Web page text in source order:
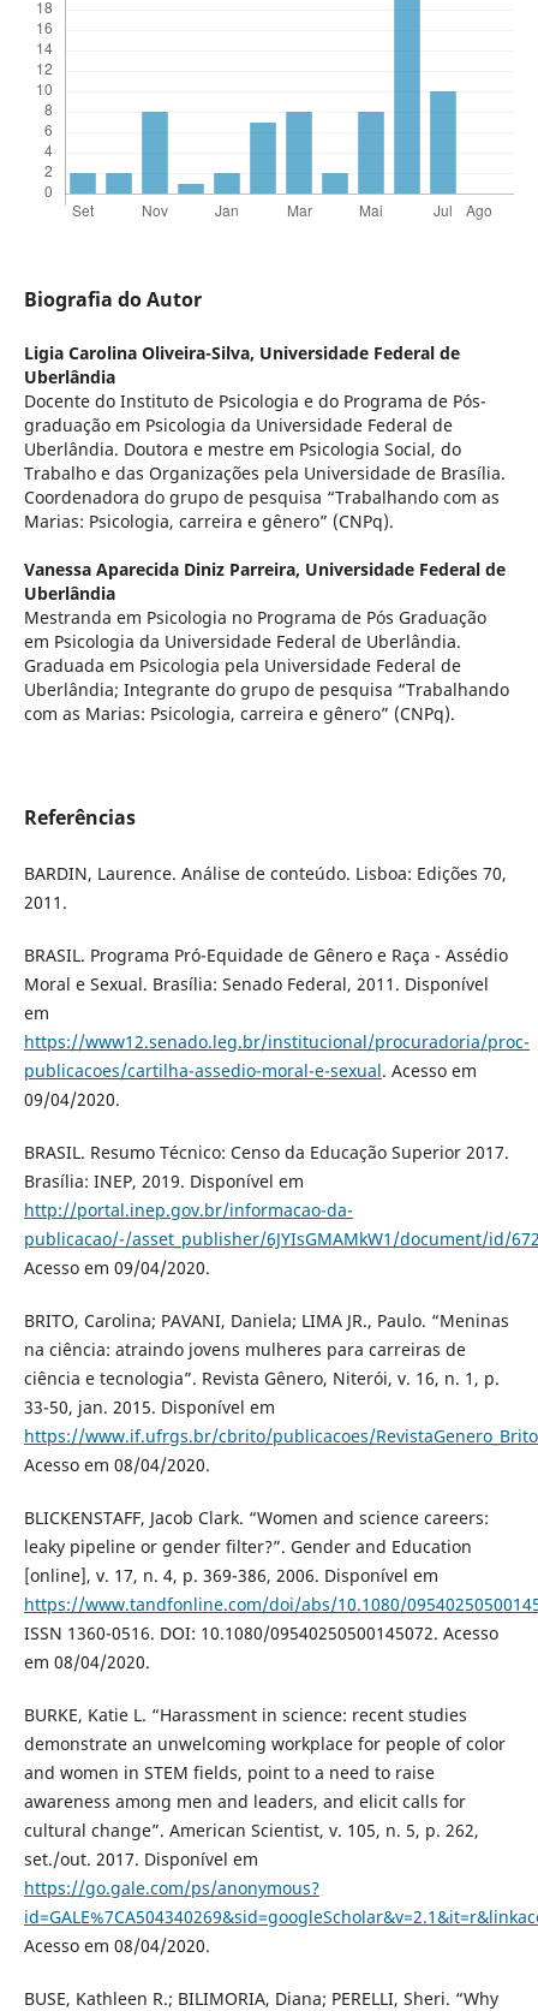
Biografia do Autor
Ligia Carolina Oliveira-Silva, Universidade Federal de
Uberlândia
Docente do Instituto de Psicologia e do Programa de Pós-
graduação em Psicologia da Universidade Federal de
Uberlândia. Doutora e mestre em Psicologia Social, do
Trabalho e das Organizações pela Universidade de Brasília.
Coordenadora do grupo de pesquisa “Trabalhando com as
Marias: Psicologia, carreira e gênero” (CNPq).
Vanessa Aparecida Diniz Parreira, Universidade Federal de
Uberlândia
Mestranda em Psicologia no Programa de Pós Graduação
em Psicologia da Universidade Federal de Uberlândia.
Graduada em Psicologia pela Universidade Federal de
Uberlândia; Integrante do grupo de pesquisa “Trabalhando
com as Marias: Psicologia, carreira e gênero” (CNPq).
Referências
BARDIN, Laurence. Análise de conteúdo. Lisboa: Edições 70,
2011.
BRASIL. Programa Pró-Equidade de Gênero e Raça - Assédio
Moral e Sexual. Brasília: Senado Federal, 2011. Disponível
em
https://www12.senado.leg.br/institucional/procuradoria/proc-
publicacoes/cartilha-assedio-moral-e-sexual. Acesso em
09/04/2020.
BRASIL. Resumo Técnico: Censo da Educação Superior 2017.
Brasília: INEP, 2019. Disponível em
http://portal.inep.gov.br/informacao-da-
publicacao/-/asset_publisher/6JYIsGMAMkW1/document/id/
Acesso em 09/04/2020.
BRITO, Carolina; PAVANI, Daniela; LIMA JR., Paulo. “Meninas
na ciência: atraindo jovens mulheres para carreiras de
ciência e tecnologia”. Revista Gênero, Niterói, v. 16, n. 1, p.
33-50, jan. 2015. Disponível em
https://www.if.ufrgs.br/cbrito/publicacoes/
Acesso em 08/04/2020.
BLICKENSTAFF, Jacob Clark. “Women and science careers:
leaky pipeline or gender filter?”. Gender and Education
[online], v. 17, n. 4, p. 369-386, 2006. Disponível em
https://www.tandfonline.com/doi/abs/10.1080/
ISSN 1360-0516. DOI: 10.1080/09540250500145072. Acesso
em 08/04/2020.
BURKE, Katie L. “Harassment in science: recent studies
demonstrate an unwelcoming workplace for people of color
and women in STEM fields, point to a need to raise
awareness among men and leaders, and elicit calls for
cultural change”. American Scientist, v. 105, n. 5, p. 262,
set./out. 2017. Disponível em
https://go.gale.com/ps/anonymous?
Acesso em 08/04/2020.
BUSE, Kathleen R.; BILIMORIA, Diana; PERELLI, Sheri. “Why